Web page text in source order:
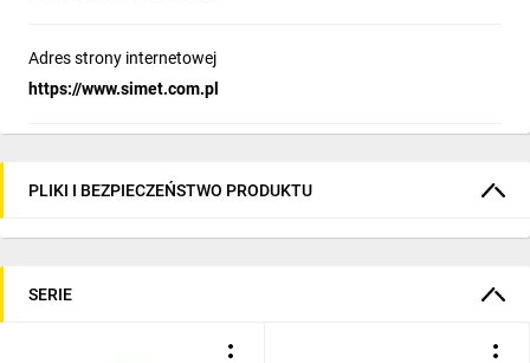
Adres strony internetowej
https://www.simet.com.pl
PLIKI I BEZPIECZEŃSTWO PRODUKTU
SERIE